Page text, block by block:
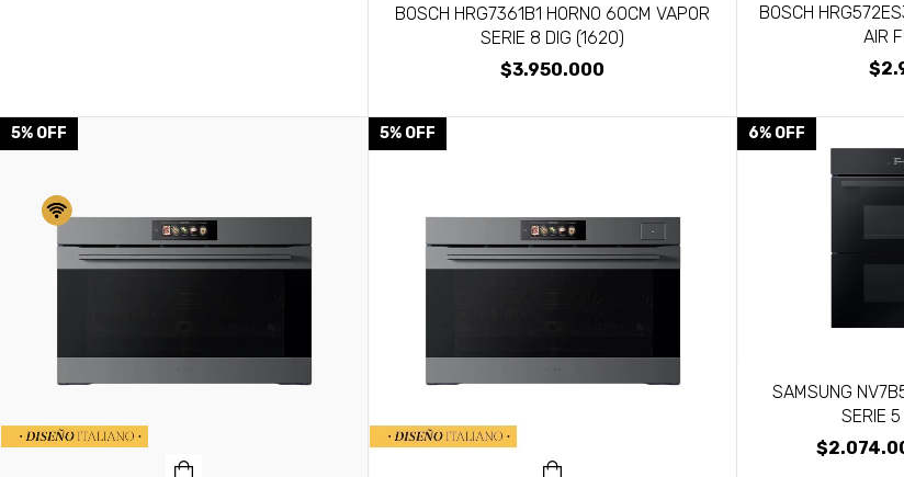
BOSCH HRG7361B1 HORNO 60CM VAPOR
SERIE 8 DIG (1620)
$3.950.000
BOSCH
AIR
5% OFF 5% OFF 6% OFF
SAMSUNG
SERIE